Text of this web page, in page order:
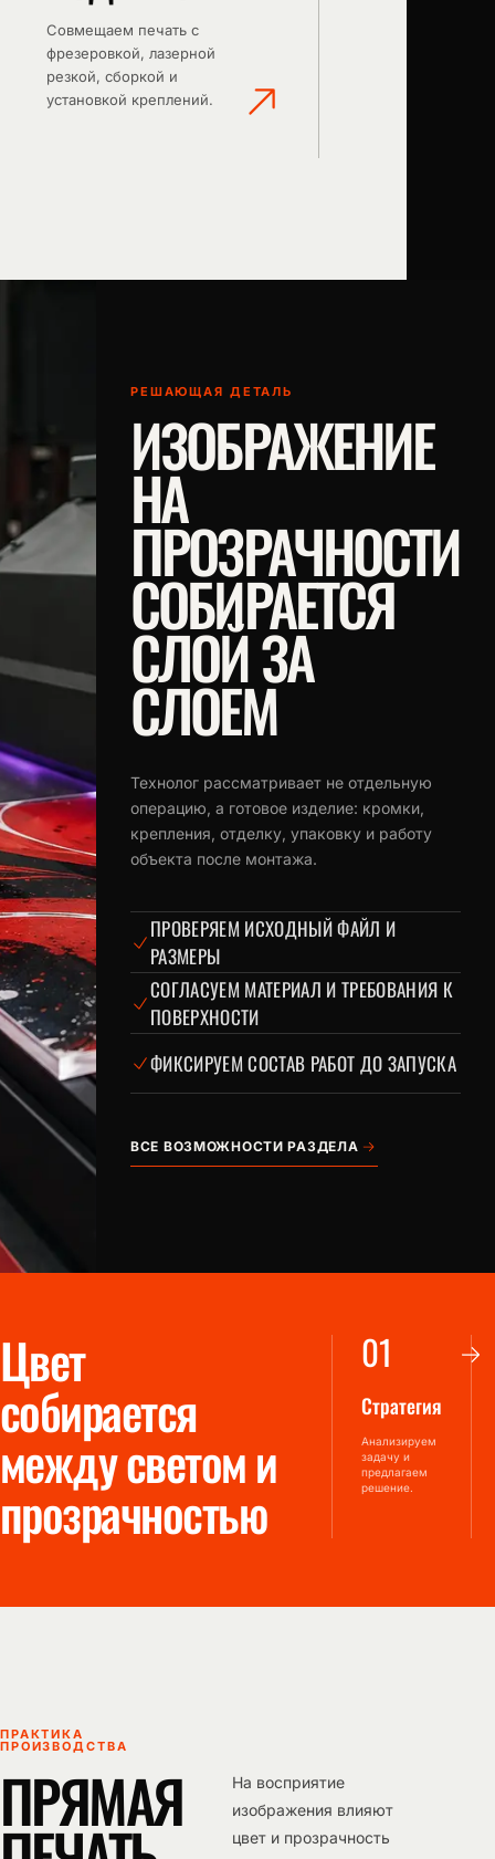
Совмещаем печать с
фрезеровкой, лазерной
резкой, сборкой и
установкой креплений.
РЕШАЮЩАЯ ДЕТАЛЬ
ИЗОБРАЖЕНИЕ
НА
ПРОЗРАЧНОСТИ
СОБИРАЕТСЯ
СЛОЙ ЗА
СЛОЕМ
Технолог рассматривает не отдельную
операцию, а готовое изделие: кромки,
крепления, отделку, упаковку и работу
объекта после монтажа.
ПРОВЕРЯЕМ ИСХОДНЫЙ ФАЙЛ И
РАЗМЕРЫ
СОГЛАСУЕМ МАТЕРИАЛ И ТРЕБОВАНИЯ К
ПОВЕРХНОСТИ
ФИКСИРУЕМ СОСТАВ РАБОТ ДО ЗАПУСКА
ВСЕ ВОЗМОЖНОСТИ РАЗДЕЛА
Цвет
собирается
между светом и
прозрачностью
01
Стратегия
Анализируем
задачу и
предлагаем
решение.
ПРАКТИКА
ПРОИЗВОДСТВА
ПРЯМАЯ
На восприятие
изображения влияют
цвет и прозрачность